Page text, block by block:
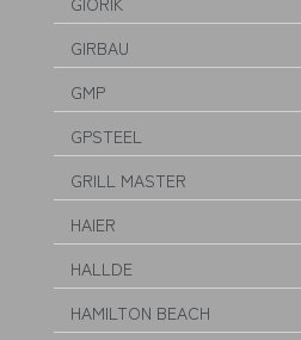
GIRBAU
GMP
GPSTEEL
GRILL MASTER
HAIER
HALLDE
HAMILTON BEACH